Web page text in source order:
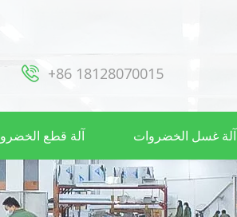
86 18128070015+
آلة غسل الخضروات آلة قطع